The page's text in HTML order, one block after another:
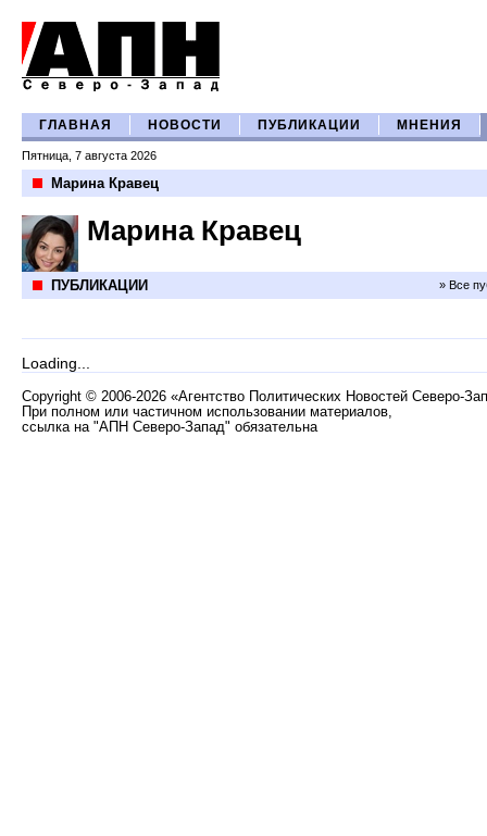
ГЛАВНАЯ НОВОСТИ ПУБЛИКАЦИИ МНЕНИЯ
Пятница, 7 августа 2026
Марина Кравец
Марина Кравец
ПУБЛИКАЦИИ » Все
Loading...
Copyright © 2006-2026 «Агентство Политических Новостей Северо-
При полном или частичном использовании материалов,
ссылка на "АПН Северо-Запад" обязательна